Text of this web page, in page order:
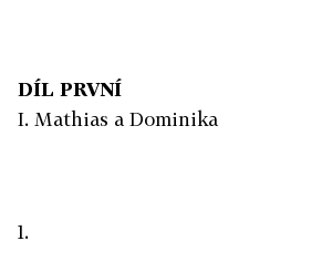
DÍL PRVNÍ
I. Mathias a Dominika
1.